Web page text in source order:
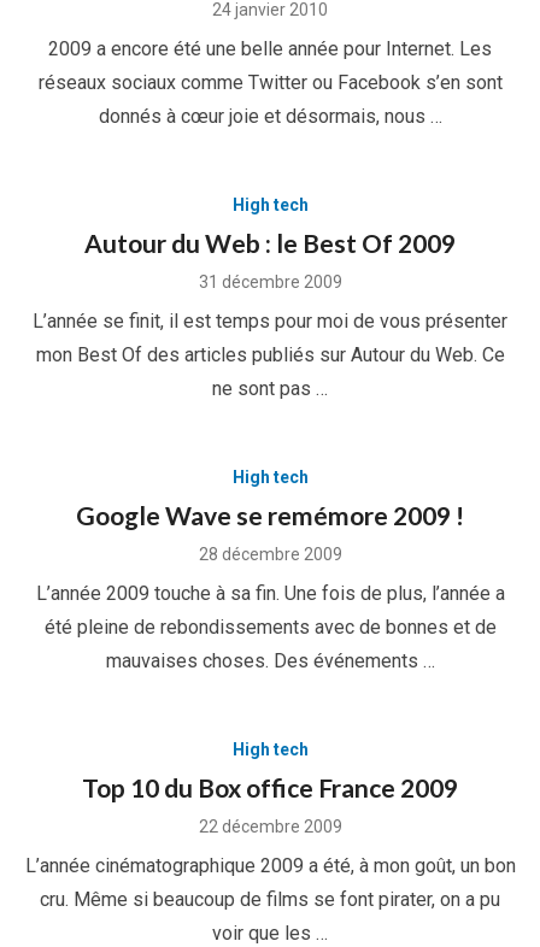
Posted
24 janvier 2010
2009 a encore été une belle année pour Internet. Les
réseaux sociaux comme Twitter ou Facebook s’en sont
donnés à cœur joie et désormais, nous …
High tech
Autour du Web : le Best Of 2009
Posted
31 décembre 2009
L’année se finit, il est temps pour moi de vous présenter
mon Best Of des articles publiés sur Autour du Web. Ce
ne sont pas …
High tech
Google Wave se remémore 2009 !
Posted
28 décembre 2009
L’année 2009 touche à sa fin. Une fois de plus, l’année a
été pleine de rebondissements avec de bonnes et de
mauvaises choses. Des événements …
High tech
Top 10 du Box office France 2009
Posted
22 décembre 2009
L’année cinématographique 2009 a été, à mon goût, un bon
cru. Même si beaucoup de films se font pirater, on a pu
voir que les …